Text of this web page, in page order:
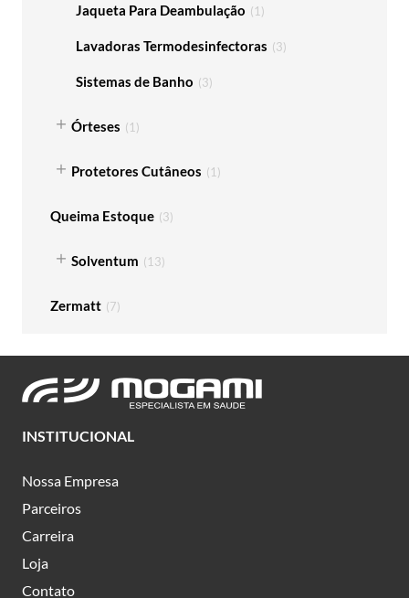
Jaqueta Para Deambulação (1 )
Lavadoras Termodesinfectoras (3)
Sistemas de Banho (3)
Órteses (1 )
Protetores Cutâneos (1 )
Queima Estoque (3)
Solventum (13)
Zermatt (7)
INSTITUCIONAL
Nossa Empresa
Parceiros
Carreira
Loja
Contato